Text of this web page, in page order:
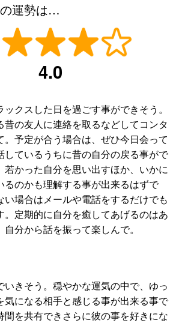
運勢は…
4.0
クスした日を過ごす事ができそう。
昔の友人に連絡を取るなどしてコンタ
。予定が合う場合は、ぜひ今日会って
しているうちに昔の自分の戻る事がで
若かった自分を思い出すほか、いかに
るのかも理解する事が出来るはずで
い場合はメールや電話をするだけでも
。定期的に自分を癒してあげるのはあ
分から話を振って楽しんで。
いきそう。穏やかな運気の中で、ゆっ
気になる相手と感じる事が出来る事で
間を共有できさらに彼の事を好きにな